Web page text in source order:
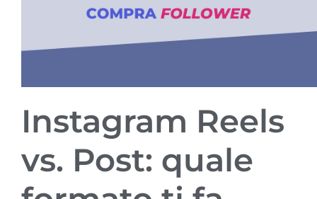
Instagram Reels
vs. Post: quale